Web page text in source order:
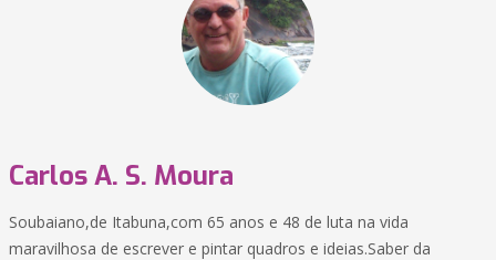
Carlos A. S. Moura
Soubaiano,de Itabuna,com 65 anos e 48 de luta na vida
maravilhosa de escrever e pintar quadros e ideias.Saber da